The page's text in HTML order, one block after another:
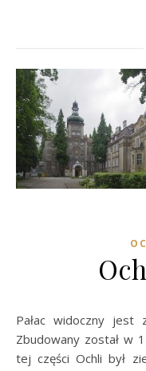
Pałac widoczny jest z drogi prowadzącej na Jeleniów.
Zbudowany został w
tej części Ochli był